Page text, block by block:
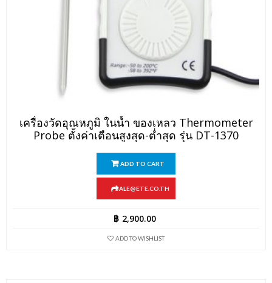
เครื่องวัดอุณหภูมิ ในน้ำ ของเหลว Thermometer
Probe ตั้งค่าเตือนสูงสุด-ต่ำสุด รุ่น DT-1370
ADD TO CART
SALE@ETE.CO.TH
฿ 2,900.00
ADD TO WISHLIST